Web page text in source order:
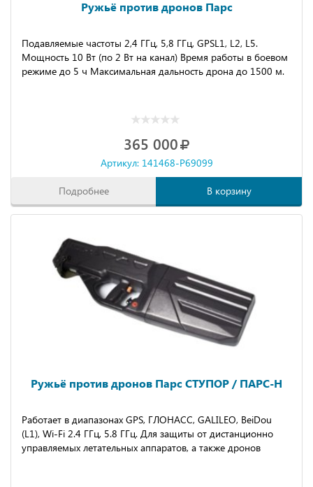
Ружьё против дронов Парс
Подавляемые частоты 2,4 ГГц, 5,8 ГГц, GPSL1, L2, L5.
Мощность 10 Вт (по 2 Вт на канал) Время работы в боевом
режиме до 5 ч Максимальная дальность дрона до 1500 м.
365 000
Артикул: 141468-P69099
Подробнее В корзину
Ружьё против дронов Парс СТУПОР / ПАРС-Н
Работает в диапазонах GPS, ГЛОНАСС, GALILEO, BeiDou
(L1), Wi-Fi 2.4 ГГц, 5.8 ГГц. Для защиты от дистанционно
управляемых летательных аппаратов, а также дронов